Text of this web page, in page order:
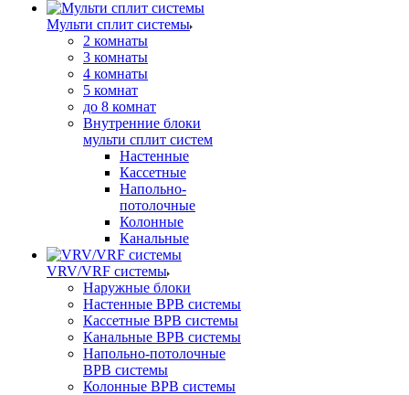
Мульти сплит системы
2 комнаты
3 комнаты
4 комнаты
5 комнат
до 8 комнат
Внутренние блоки
мульти сплит систем
Настенные
Кассетные
Напольно-
потолочные
Колонные
Канальные
VRV/VRF системы
Наружные блоки
Настенные ВРВ системы
Кассетные ВРВ системы
Канальные ВРВ системы
Напольно-потолочные
ВРВ системы
Колонные ВРВ системы